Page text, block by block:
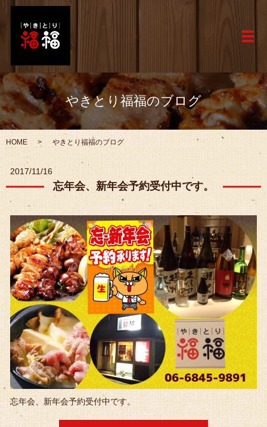
メ
やきとり福福のブログ
HOME やきとり福福のブログ
2017/11/16
忘年会、新年会予約受付中です。
忘年会、新年会予約受付中です。